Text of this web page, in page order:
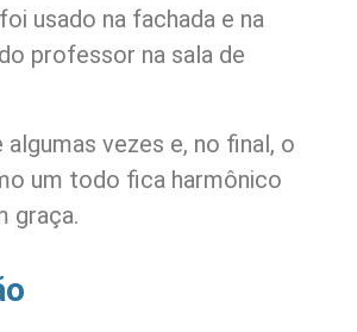
usado na fachada e na
professor na sala de
algumas vezes e, no final, o
um todo fica harmônico
graça.